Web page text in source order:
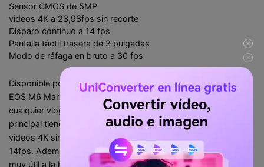
Sensor CMOS de 5MP
videos 4K a 23,98fps sin recorte
Disparo continuo a 14 fps
Pantalla táctil trasera de 3 pulgadas
Modo de ráfaga en bruto a 30 fps
Disponible por unos 1,100 dólares, ¿merece la pena la Canon
EOS M6 Mark II? Bueno, esta cámara es todo lo que necesita
cualquier vlogger o fotógrafo serio. Esta potente cámara
principal tiene un monstruoso sensor de 32,5MP para tomar
videos 4K sin recorte a 30fps y un feroz disparo continuo de
14fps. Además, la pantalla abatible de 180 grados te resultará
muy útil a la hora de fotografiarte a ti mismo, aunque ofrece